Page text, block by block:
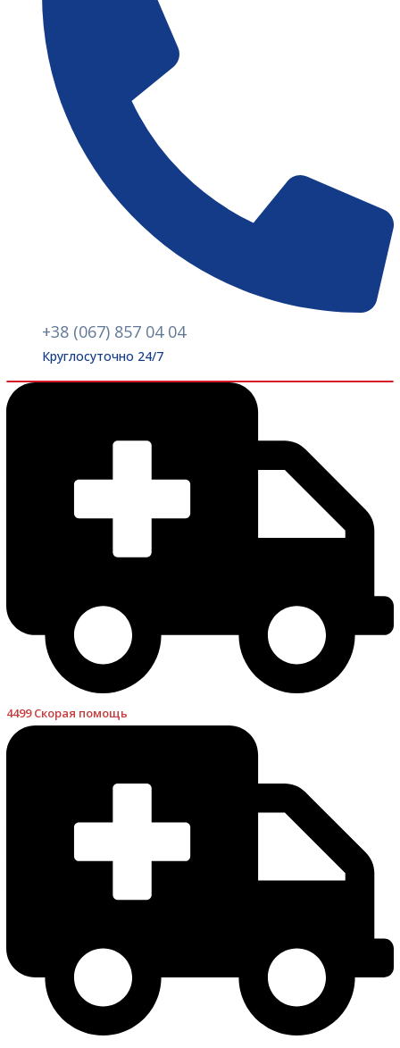
+38 (067) 857 04 04
Круглосуточно 24/7
4499 Скорая помощь